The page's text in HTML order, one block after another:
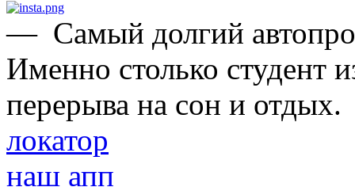
— Самый долгий
Именно столько студент
перерыва на сон и отдых.
локатор
наш апп